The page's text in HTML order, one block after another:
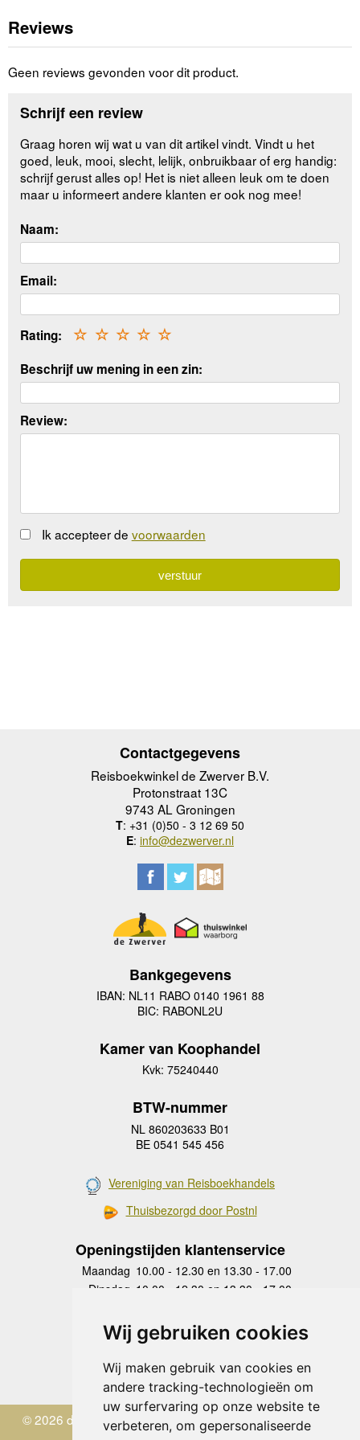
Wij gebruiken cookies
Wij maken gebruik van cookies en
andere tracking-technologieën om
uw surfervaring op onze website te
verbeteren, om gepersonaliseerde
Reviews
Geen reviews gevonden voor dit product.
Schrijf een review
Graag horen wij wat u van dit artikel vindt. Vindt u het
goed, leuk, mooi, slecht, lelijk, onbruikbaar of erg handig:
schrijf gerust alles op! Het is niet alleen leuk om te doen
maar u informeert andere klanten er ook nog mee!
Naam:
Email:
Rating: ☆
☆
☆
☆
☆
Beschrijf uw mening in een zin:
Review:
Ik accepteer de voorwaarden
Contactgegevens
Reisboekwinkel de Zwerver B.V.
Protonstraat 13C
9743 AL Groningen
T: +31 (0)50 - 3 12 69 50
E: info@dezwerver.nl
Bankgegevens
IBAN: NL11 RABO 0140 1961 88
BIC: RABONL2U
Kamer van Koophandel
Kvk: 75240440
BTW-nummer
NL 860203633 B01
BE 0541 545 456
Vereniging van Reisboekhandels
Thuisbezorgd door Postnl
Openingstijden klantenservice
Maandag 10.00 - 12.30 en 13.30 - 17.00
Dinsdag 10.00 - 12.30 en 13.30 - 17.00
Donderdag
10.00 - 12.30 en 13.30 - 17.00
Vrijdag 10.00 - 12.30 en 13.30 - 17.00
Zaterdag
gesloten
Zondag gesloten
© 2026 de Zwerver